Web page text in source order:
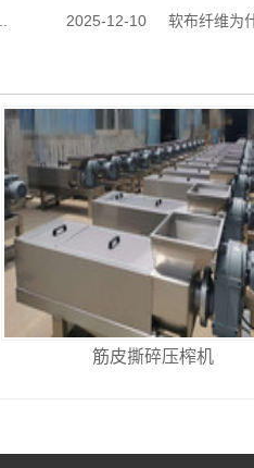
2025-12-10
软布纤维为
筋皮撕碎压榨机